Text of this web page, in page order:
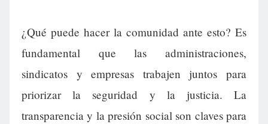
¿Qué puede hacer la comunidad ante esto? Es
fundamental que las administraciones,
sindicatos y empresas trabajen juntos para
priorizar la seguridad y la justicia. La
transparencia y la presión social son claves para